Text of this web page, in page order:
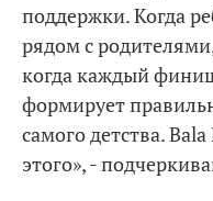
поддержки. Когда
рядом с
когда каждый
формирует
самого детства.
этого», -